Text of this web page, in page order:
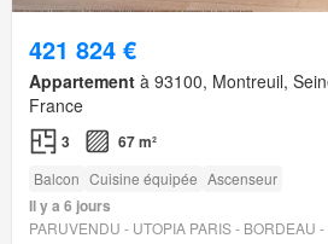
421 824 €
Appartement à 93100, Montreuil,
France
3 67 m²
Balcon Cuisine équipée Ascenseur
Il y a 6 jours
PARUVENDU - UTOPIA PARIS - BORDEAU -